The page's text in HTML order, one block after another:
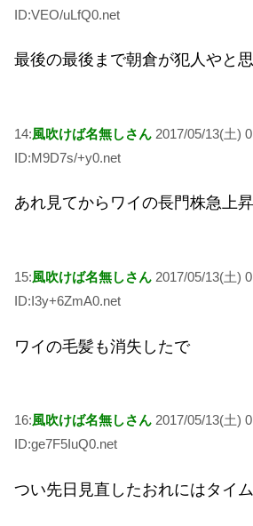
ID:VEO/uLfQ0.net
最後の最後まで朝倉が犯人やと
14:風吹けば名無しさん 2017/05/13(土)
ID:M9D7s/+y0.net
あれ見てからワイの長門株急上
15:風吹けば名無しさん 2017/05/13(土)
ID:I3y+6ZmA0.net
ワイの毛髪も消失したで
16:風吹けば名無しさん 2017/05/13(土)
ID:ge7F5IuQ0.net
つい先日見直したおれにはタイ